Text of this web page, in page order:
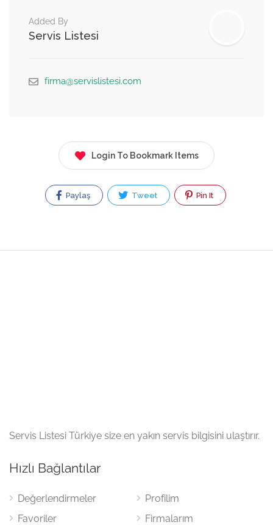
Added By
Servis Listesi
firma@servislistesi.com
Login To Bookmark Items
Paylaş Tweet Pin It
Servis Listesi Türkiye size en yakın servis bilgisini ulaştırır.
Hızlı Bağlantılar
Değerlendirmeler
Favoriler
Profilim
Firmalarım